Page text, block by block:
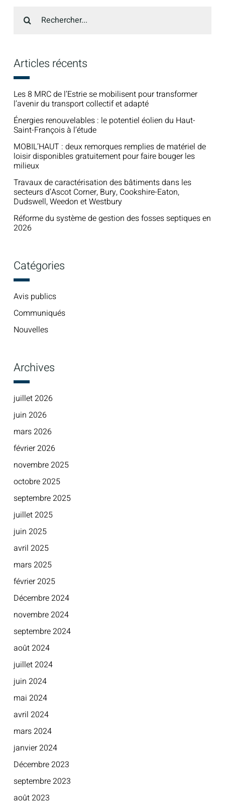
sur
Articles récents
Les 8 MRC de l’Estrie se mobilisent pour transformer
l’avenir du transport collectif et adapté
Énergies renouvelables : le potentiel éolien du Haut-
Saint-François à l’étude
MOBIL’HAUT : deux remorques remplies de matériel de
loisir disponibles gratuitement pour faire bouger les
milieux
Travaux de caractérisation des bâtiments dans les
secteurs d’Ascot Corner, Bury, Cookshire-Eaton,
Dudswell, Weedon et Westbury
Réforme du système de gestion des fosses septiques en
2026
Catégories
Avis publics
Communiqués
Nouvelles
Archives
juillet 2026
juin 2026
mars 2026
février 2026
novembre 2025
octobre 2025
septembre 2025
juillet 2025
juin 2025
avril 2025
mars 2025
février 2025
Décembre 2024
novembre 2024
septembre 2024
août 2024
juillet 2024
juin 2024
mai 2024
avril 2024
mars 2024
janvier 2024
Décembre 2023
septembre 2023
août 2023